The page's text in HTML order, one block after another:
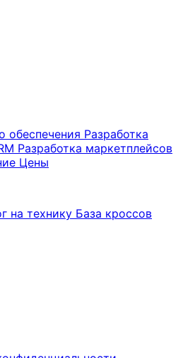
обеспечения Разработка
Разработка маркетплейсов
Цены
на технику База кроссов